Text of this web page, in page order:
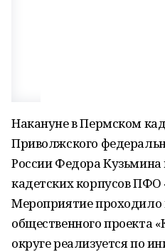
Накануне в Пермском
Приволжского
России Федора
кадетских корпусов
Мероприятие проходило
общественного проекта
округе реализуется по